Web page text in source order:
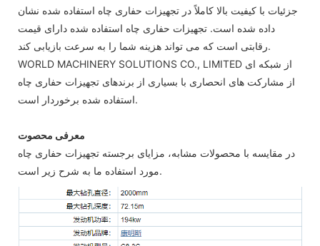
جزئیات با کیفیت بالا کاملاً در تجهیزات حفاری چاه استفاده شده نشان
داده شده است. تجهیزات حفاری چاه استفاده شده دارای قیمت
رقابتی است که می تواند هزینه شما را به سرعت بازیابی کند.
WORLD MACHINERY SOLUTIONS CO., LIMITED از شبکه ای
از مشارکت های انحصاری با بسیاری از برندهای تجهیزات حفاری چاه
استفاده شده برخوردار است.
معرفی محصوت
در مقایسه با محصولات مشابه، مزایای برجسته تجهیزات حفاری چاه
مورد استفاده ما به شرح زیر است.